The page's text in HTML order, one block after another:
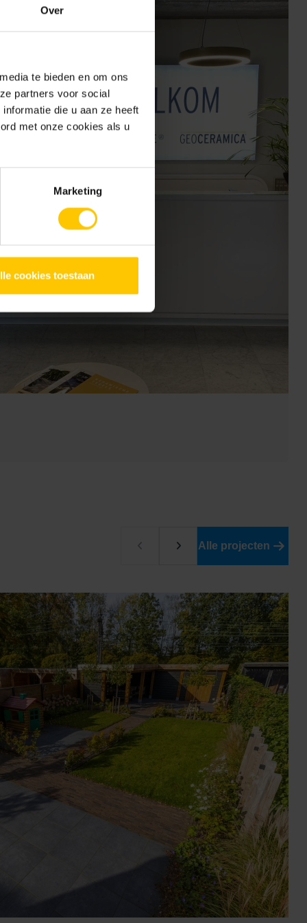
Over
te bieden en om ons
partners voor social
die u aan ze heeft
met onze cookies als u
Marketing
cookies toestaan
Alle projecten